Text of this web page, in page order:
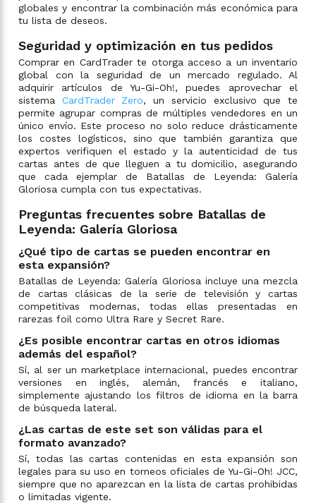
globales y encontrar la combinación más económica para
tu lista de deseos.
Seguridad y optimización en tus pedidos
Comprar en CardTrader te otorga acceso a un inventario
global con la seguridad de un mercado regulado. Al
adquirir artículos de Yu-Gi-Oh!, puedes aprovechar el
sistema CardTrader Zero, un servicio exclusivo que te
permite agrupar compras de múltiples vendedores en un
único envío. Este proceso no solo reduce drásticamente
los costes logísticos, sino que también garantiza que
expertos verifiquen el estado y la autenticidad de tus
cartas antes de que lleguen a tu domicilio, asegurando
que cada ejemplar de Batallas de Leyenda: Galería
Gloriosa cumpla con tus expectativas.
Preguntas frecuentes sobre Batallas de
Leyenda: Galería Gloriosa
¿Qué tipo de cartas se pueden encontrar en
esta expansión?
Batallas de Leyenda: Galería Gloriosa incluye una mezcla
de cartas clásicas de la serie de televisión y cartas
competitivas modernas, todas ellas presentadas en
rarezas foil como Ultra Rare y Secret Rare.
¿Es posible encontrar cartas en otros idiomas
además del español?
Sí, al ser un marketplace internacional, puedes encontrar
versiones en inglés, alemán, francés e italiano,
simplemente ajustando los filtros de idioma en la barra
de búsqueda lateral.
¿Las cartas de este set son válidas para el
formato avanzado?
Sí, todas las cartas contenidas en esta expansión son
legales para su uso en torneos oficiales de Yu-Gi-Oh! JCC,
siempre que no aparezcan en la lista de cartas prohibidas
o limitadas vigente.